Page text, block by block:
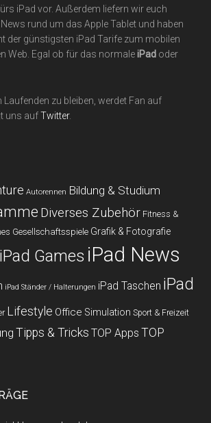
iPad vor. Außerdem liefern wir euch
rund um das Apple Tablet und haben
der günstigsten iPad Tarife zum mobilen
Web. Egal ob für das normaleiPad oder
zu bleiben, werdet Fan auf
uns aufTwitter.
Autorennen Bildung & Studium
Diverses Zubehör Fitness &
Gesellschaftsspiele Grafik & Fotografie
iPad Games iPad News
iPad Ständer / Halterungen iPad Taschen iPad
Lifestyle Office Simulation Sport & Freizeit
Tipps & Tricks TOP Apps TOP